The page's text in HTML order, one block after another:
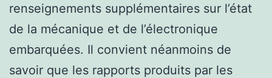
renseignements supplémentaires sur l’état
de la mécanique et de l’électronique
embarquées. Il convient néanmoins de
savoir que les rapports produits par les